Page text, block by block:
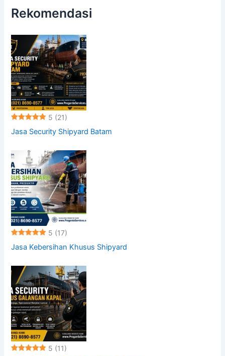
Rekomendasi
5 (21)
Jasa Security Shipyard Batam
5 (17)
Jasa Kebersihan Khusus Shipyard
5 (11)